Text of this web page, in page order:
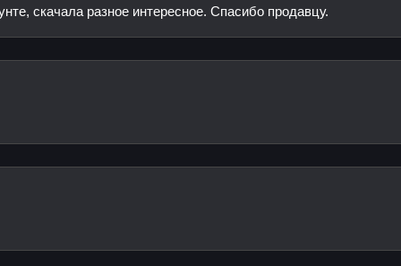
скачала разное интересное. Спасибо продавцу.